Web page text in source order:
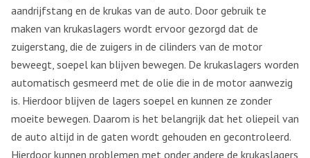
aandrijfstang en de krukas van de auto. Door gebruik te
maken van krukaslagers wordt ervoor gezorgd dat de
zuigerstang, die de zuigers in de cilinders van de motor
beweegt, soepel kan blijven bewegen. De krukaslagers worden
automatisch gesmeerd met de olie die in de motor aanwezig
is. Hierdoor blijven de lagers soepel en kunnen ze zonder
moeite bewegen. Daarom is het belangrijk dat het oliepeil van
de auto altijd in de gaten wordt gehouden en gecontroleerd.
Hierdoor kunnen problemen met onder andere de krukaslagers